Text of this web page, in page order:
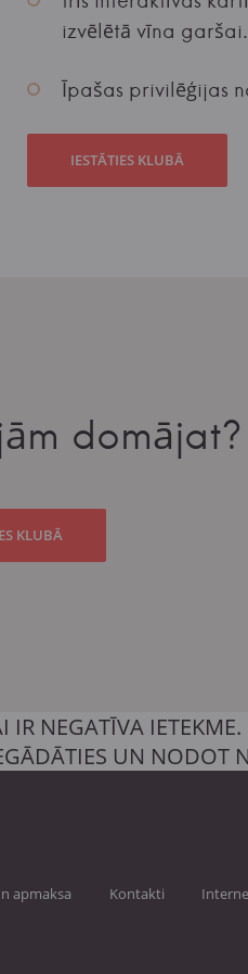
izvēlētā vīna garšai.
Īpašas privilēģijas
IESTĀTIES KLUBĀ
domājat?
KLUBĀ
IR NEGATĪVA IETEKME.
UN NODOT
apmaksa Kontakti